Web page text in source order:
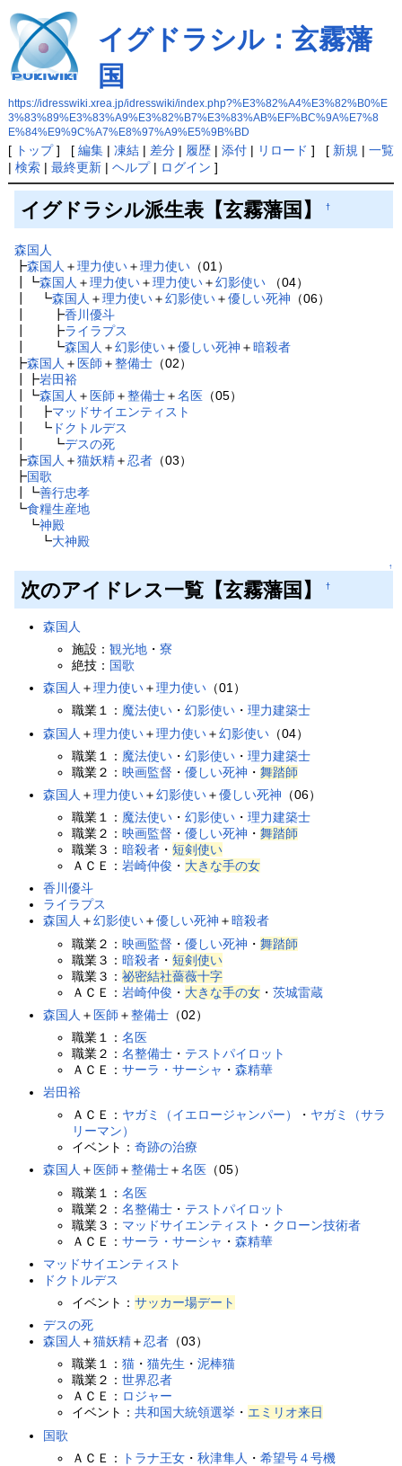
イグドラシル：玄霧藩
国
https://idresswiki.xrea.jp/idresswiki/index.php?%E3%82%A4%E3%82%B0%E
3%83%89%E3%83%A9%E3%82%B7%E3%83%AB%EF%BC%9A%E7%8
E%84%E9%9C%A7%E8%97%A9%E5%9B%BD
[ トップ] [ 編集| 凍結| 差分| 履歴| 添付| リロード ] [ 新規 | 一覧
| 検索| 最終更新| ヘルプ| ログイン ]
イグドラシル派生表【玄霧藩国】 †
森国人
┣森国人 ＋理力使い＋理力使い （01）
┃┗森国人 ＋理力使い＋理力使い＋幻影使い （04）
┃ ┗森国人 ＋理力使い＋幻影使い＋優しい死神 （06）
┃ ┣香川優斗
┃ ┣ライラプス
┃ ┗森国人 ＋幻影使い＋優しい死神 ＋暗殺者
┣森国人 ＋ 医師 ＋整備士 （02）
┃┣岩田裕
┃┗森国人 ＋ 医師 ＋整備士＋名医 （05）
┃ ┣マッドサイエンティスト
┃ ┗ ドクトルデス
┃ ┗デスの死
┣森国人 ＋猫妖精＋ 忍者 （03）
┣国歌
┃┗善行忠孝
┗食糧生産地
┗神殿
┗大神殿
↑
次のアイドレス一覧【玄霧藩国】 †
森国人
施設：観光地 ・寮
絶技： 国歌
森国人 ＋理力使い＋理力使い （01）
職業１： 魔法使い ・幻影使い ・理力建築士
森国人 ＋理力使い＋理力使い＋幻影使い （04）
職業１： 魔法使い ・幻影使い ・理力建築士
職業２：映画監督 ・優しい死神 ・舞踏師
森国人 ＋理力使い＋幻影使い＋優しい死神 （06）
職業１： 魔法使い ・幻影使い ・理力建築士
職業２：映画監督 ・優しい死神 ・舞踏師
職業３：暗殺者 ・短剣使い
ＡＣＥ：岩崎仲俊 ・ 大きな手の女
香川優斗
ライラプス
森国人 ＋幻影使い＋優しい死神 ＋暗殺者
職業２：映画監督 ・優しい死神 ・舞踏師
職業３：暗殺者 ・短剣使い
職業３：祕密結社薔薇十字
ＡＣＥ：岩崎仲俊 ・ 大きな手の女 ・茨城雷蔵
森国人 ＋ 医師 ＋整備士 （02）
職業１：名医
職業２：名整備士 ・ テストパイロット
ＡＣＥ：サーラ・サーシャ ・森精華
岩田裕
ＡＣＥ： ヤガミ（イエロージャンパー） ・ ヤガミ（サラ
リーマン）
イベント：奇跡の治療
森国人 ＋ 医師 ＋整備士＋名医 （05）
職業１：名医
職業２：名整備士 ・ テストパイロット
職業３： マッドサイエンティスト ・ クローン技術者
ＡＣＥ：サーラ・サーシャ ・森精華
マッドサイエンティスト
ドクトルデス
イベント：サッカー場デート
デスの死
森国人 ＋猫妖精＋忍者 （03）
職業１：猫 ・猫先生 ・泥棒猫
職業２：世界忍者
ＡＣＥ： ロジャー
イベント：共和国大統領選挙 ・ エミリオ来日
国歌
ＡＣＥ：
トラナ王女 ・秋津隼人 ・希望号４号機